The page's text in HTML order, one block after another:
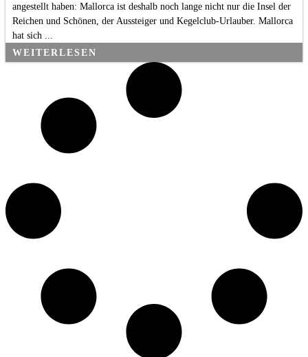
angestellt haben: Mallorca ist deshalb noch lange nicht nur die Insel der
Reichen und Schönen, der Aussteiger und Kegelclub-Urlauber. Mallorca
hat sich ...
WEITERLESEN